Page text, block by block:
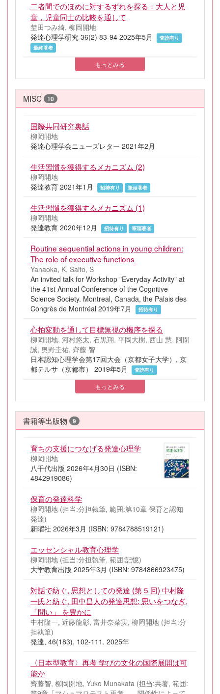
二者間でのほめに対するずれを探る：大人と児
童，児童同士の比較を通して
埜田つみ綺, 柳岡開地
発達心理学研究 36(2) 83-94 2025年5月
査読有り
最終著者
もっとみる
MISC 10
国際共同研究裏話
柳岡開地
発達心理学会ニューズレター 2021年2月
生活習慣を獲得するメカニズム (2)
柳岡開地
発達教育 2021年1月
招待有り 筆頭著者
生活習慣を獲得するメカニズム (1)
柳岡開地
発達教育 2020年12月
招待有り 筆頭著者
Routine sequential actions in young children:
The role of executive functions
Yanaoka, K, Saito, S
An invited talk for Workshop "Everyday Activity" at
the 41st Annual Conference of the Cognitive
Science Society. Montreal, Canada, the Palais des
Congrès de Montréal 2019年7月
招待有り
心拍変動を通して目標無視の機序を探る
柳岡開地, 河村悠太, 石黒翔, 平岡大樹, 西山 慧, 阿閉
誠, 奥野圭祐, 齊藤 智
日本認知心理学会第17回大会（京都女子大学）, 京
都テルサ（京都市） 2019年5月
査読有り
もっとみる
書籍等出版物 9
育ちの支援につなげる発達心理学
柳岡開地
八千代出版 2026年4月30日 (ISBN:
4842919086)
保育の発達科学
柳岡開地 (担当:分担執筆, 範囲:第10章 保育と認知
発達)
新曜社 2026年3月 (ISBN: 9784788519121)
エッセンシャル教育心理学
柳岡開地 (担当:分担執筆, 範囲:記憶)
大学教育出版 2025年3月 (ISBN: 9784866923475)
対話で紡ぐ, 思想としての発達 (第 5 回) 中村隆
一氏と紡ぐ, 田中昌人の発達思想: 思いをつなぎ,
「問い」 を豊かに
中村隆一, 近藤龍彰, 富井奈菜実, 柳岡開地 (担当:分
担執筆)
発達, 46(183), 102-111. 2025年
〈日本型教育〉再考 学びの文化の国際展開は可
能か
齊藤智, 柳岡開地, Yuko Munakata (担当:共著, 範囲: